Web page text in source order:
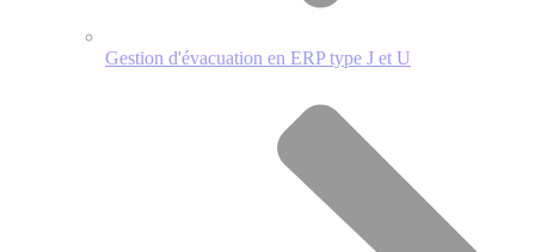
Gestion d'évacuation en ERP type J et U